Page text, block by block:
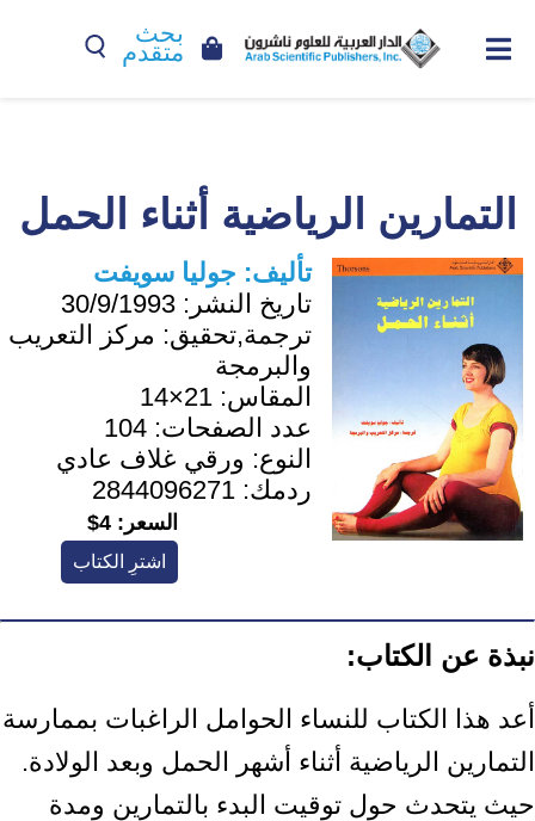
بحث
متقدم
التمارين الرياضية أثناء الحمل
تأليف: جوليا سويفت
تاريخ النشر: 30/9/1993
ترجمة,تحقيق: مركز التعريب
والبرمجة
المقاس: 21×14
عدد الصفحات: 104
النوع: ورقي غلاف عادي
ردمك: 2844096271
السعر: 4$
اشترِ الكتاب
نبذة عن الكتاب:
أعد هذا الكتاب للنساء الحوامل الراغبات بممارسة
التمارين الرياضية أثناء أشهر الحمل وبعد الولادة.
حيث يتحدث حول توقيت البدء بالتمارين ومدة